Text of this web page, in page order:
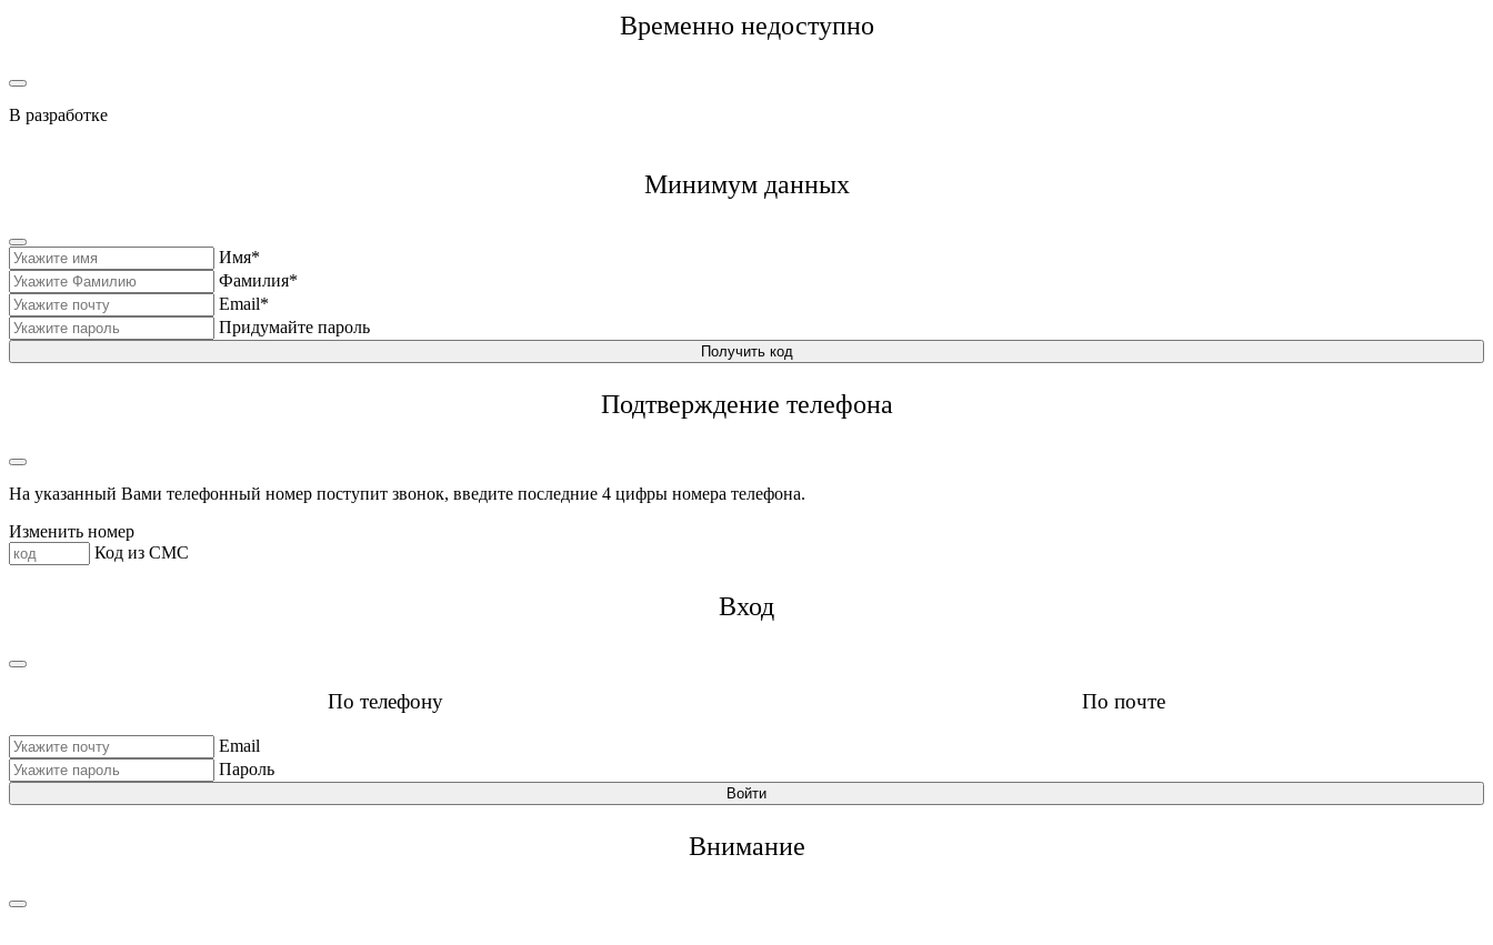
Временно недоступно
В разработке
Минимум данных
Имя*
Фамилия*
Email*
Придумайте пароль
Получить код
Подтверждение телефона
На указанный Вами телефонный номер поступит звонок, введите последние 4 цифры номера телефона.
Изменить номер
Код из СМС
Вход
По телефону По почте
Email
Пароль
Войти
Внимание